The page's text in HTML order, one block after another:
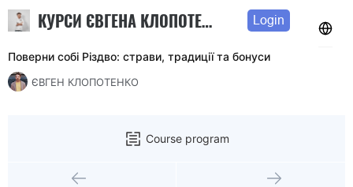
КУРСИ ЄВГЕНА КЛОПОТЕНКА Login
Поверни собі Різдво: страви, традиції та бонуси
ЄВГЕН КЛОПОТЕНКО
Course program